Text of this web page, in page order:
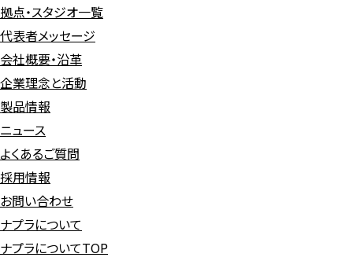
拠点・スタジオ一覧
代表者メッセージ
会社概要・沿革
企業理念と活動
製品情報
ニュース
よくあるご質問
採用情報
お問い合わせ
ナプラについて
ナプラについてTOP
シ
ョ
ン